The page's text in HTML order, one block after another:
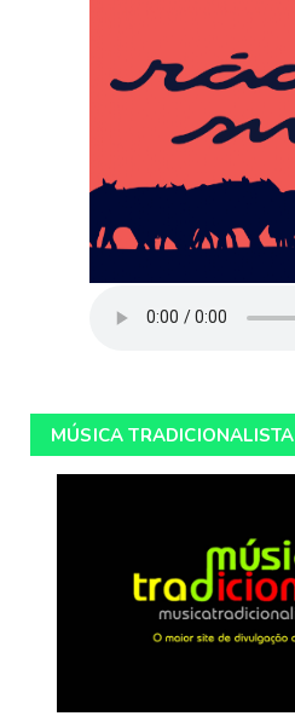
MÚSICA TRADICIONALISTA